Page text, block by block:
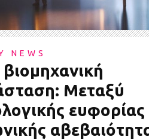
NEWS
Μεταξύ
ευφορίας